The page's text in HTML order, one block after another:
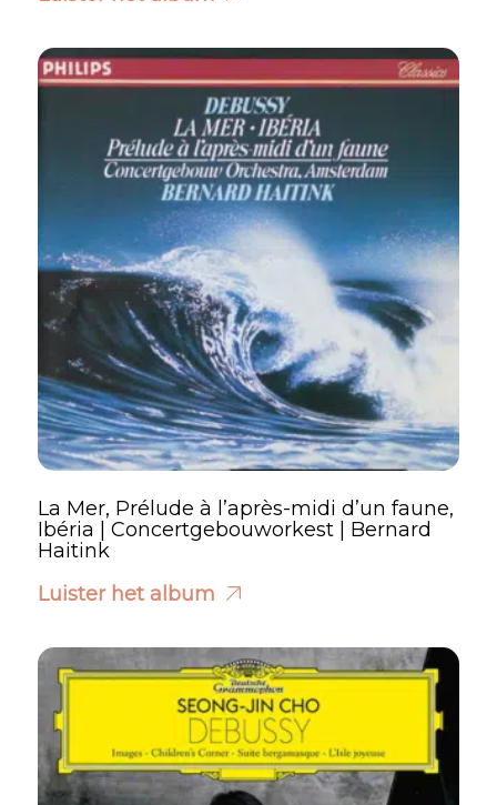
La Mer, Prélude à l’après-midi d’un faune,
Ibéria | Concertgebouworkest | Bernard
Haitink
Luister het album